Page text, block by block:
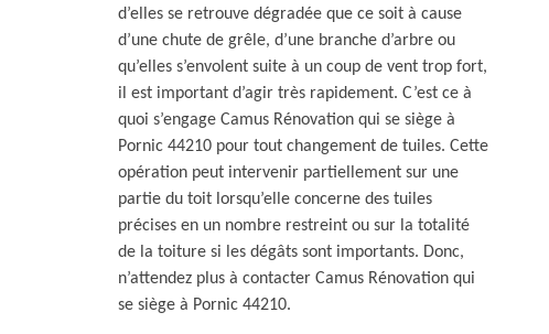
d’elles se retrouve dégradée que ce soit à cause
d’une chute de grêle, d’une branche d’arbre ou
qu’elles s’envolent suite à un coup de vent trop fort,
il est important d’agir très rapidement. C’est ce à
quoi s’engage Camus Rénovation qui se siège à
Pornic 44210 pour tout changement de tuiles. Cette
opération peut intervenir partiellement sur une
partie du toit lorsqu’elle concerne des tuiles
précises en un nombre restreint ou sur la totalité
de la toiture si les dégâts sont importants. Donc,
n’attendez plus à contacter Camus Rénovation qui
se siège à Pornic 44210.